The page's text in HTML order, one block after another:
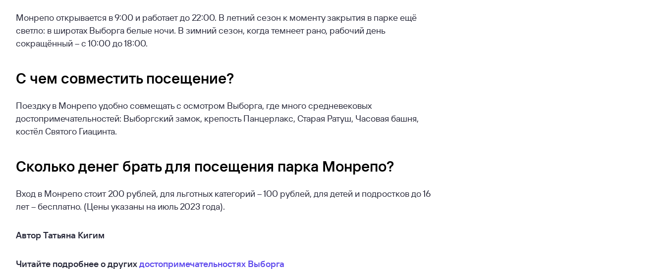
Монрепо открывается в 9:00 и работает до 22:00. В летний сезон к моменту закрытия в парке ещё
светло: в широтах Выборга белые ночи. В зимний сезон, когда темнеет рано, рабочий день
сокращённый – с 10:00 до 18:00.
С чем совместить посещение?
Поездку в Монрепо удобно совмещать с осмотром Выборга, где много средневековых
достопримечательностей: Выборгский замок, крепость Панцерлакс, Старая Ратуш, Часовая башня,
костёл Святого Гиацинта.
Сколько денег брать для посещения парка Монрепо?
Вход в Монрепо стоит 200 рублей, для льготных категорий – 100 рублей, для детей и подростков до 16
лет – бесплатно. (Цены указаны на июль 2023 года).
Автор Татьяна Кигим
Читайте подробнее о другихдостопримечательностях Выборга